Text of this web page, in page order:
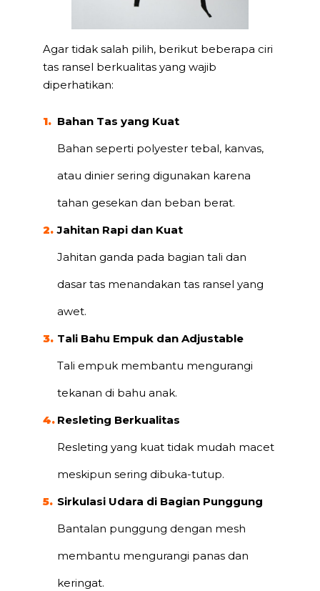
Agar tidak salah pilih, berikut beberapa ciri
tas ransel berkualitas yang wajib
diperhatikan:
Bahan Tas yang Kuat
Bahan seperti polyester tebal, kanvas,
atau dinier sering digunakan karena
tahan gesekan dan beban berat.
Jahitan Rapi dan Kuat
Jahitan ganda pada bagian tali dan
dasar tas menandakan tas ransel yang
awet.
Tali Bahu Empuk dan Adjustable
Tali empuk membantu mengurangi
tekanan di bahu anak.
Resleting Berkualitas
Resleting yang kuat tidak mudah macet
meskipun sering dibuka-tutup.
Sirkulasi Udara di Bagian Punggung
Bantalan punggung dengan mesh
membantu mengurangi panas dan
keringat.